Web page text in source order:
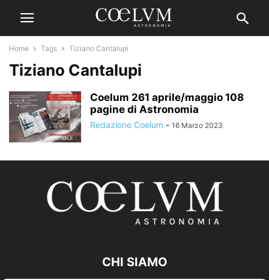
Home Tags Tiziano Cantalupi
Tiziano Cantalupi
Coelum 261 aprile/maggio 108
pagine di Astronomia
Redazione Coelum - 16 Marzo 2023
CHI SIAMO